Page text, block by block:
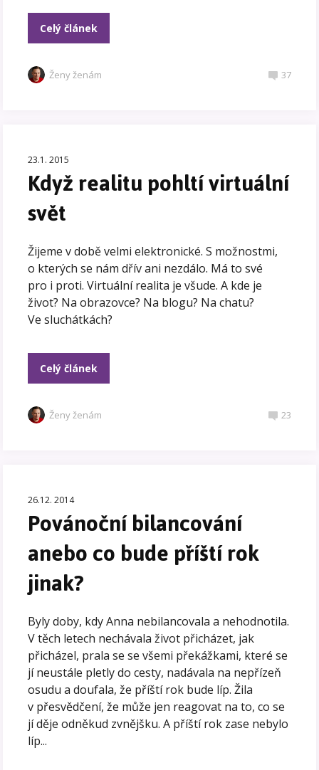
Celý článek
Ženy ženám 37
23.1. 2015
Když realitu pohltí virtuální
svět
Žijeme v době velmi elektronické. S možnostmi,
o kterých se nám dřív ani nezdálo. Má to své
pro i proti. Virtuální realita je všude. A kde je
život? Na obrazovce? Na blogu? Na chatu?
Ve sluchátkách?
Celý článek
Ženy ženám 23
26.12. 2014
Povánoční bilancování
anebo co bude příští rok
jinak?
Byly doby, kdy Anna nebilancovala a nehodnotila.
V těch letech nechávala život přicházet, jak
přicházel, prala se se všemi překážkami, které se
jí neustále pletly do cesty, nadávala na nepřízeň
osudu a doufala, že příští rok bude líp. Žila
v přesvědčení, že může jen reagovat na to, co se
jí děje odněkud zvnějšku. A příští rok zase nebylo
líp...